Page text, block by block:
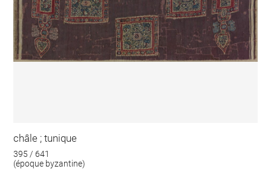
châle ; tunique
395 / 641
(époque byzantine)